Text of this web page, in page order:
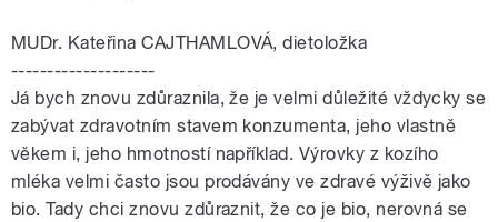
MUDr. Kateřina CAJTHAMLOVÁ, dietoložka
--------------------
Já bych znovu zdůraznila, že je velmi důležité vždycky se
zabývat zdravotním stavem konzumenta, jeho vlastně
věkem i, jeho hmotností například. Výrovky z kozího
mléka velmi často jsou prodávány ve zdravé výživě jako
bio. Tady chci znovu zdůraznit, že co je bio, nerovná se